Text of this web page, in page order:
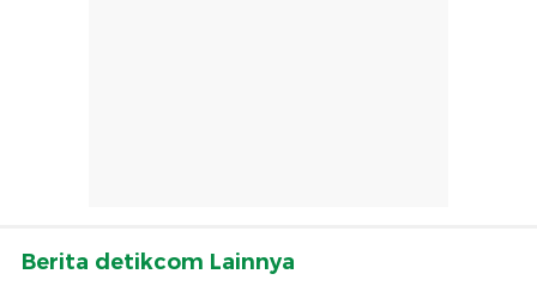
Berita detikcom Lainnya